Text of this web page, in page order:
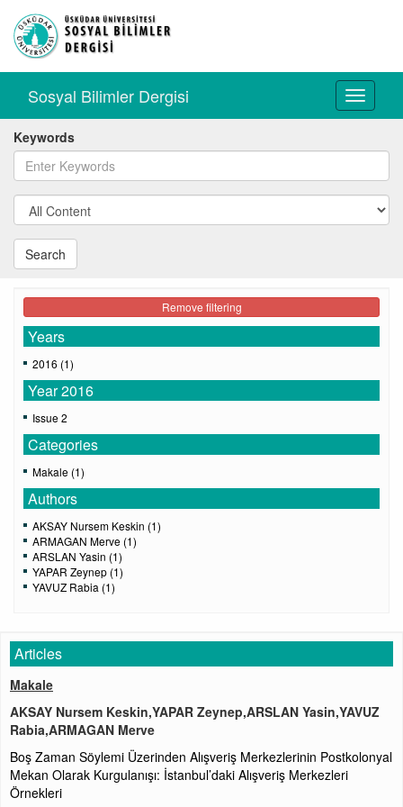
Toggle
Sosyal Bilimler Dergisi
Keywords
Search
Remove filtering
Years
2016 (1)
Year 2016
Issue 2
Categories
Makale (1)
Authors
AKSAY Nursem Keskin (1)
ARMAGAN Merve (1)
ARSLAN Yasin (1)
YAPAR Zeynep (1)
YAVUZ Rabia (1)
Articles
Makale
AKSAY Nursem Keskin,YAPAR Zeynep,ARSLAN Yasin,YAVUZ
Rabia,ARMAGAN Merve
Boş Zaman Söylemi Üzerinden Alışveriş Merkezlerinin Postkolonyal
Mekan Olarak Kurgulanışı: İstanbul’daki Alışveriş Merkezleri
Örnekleri